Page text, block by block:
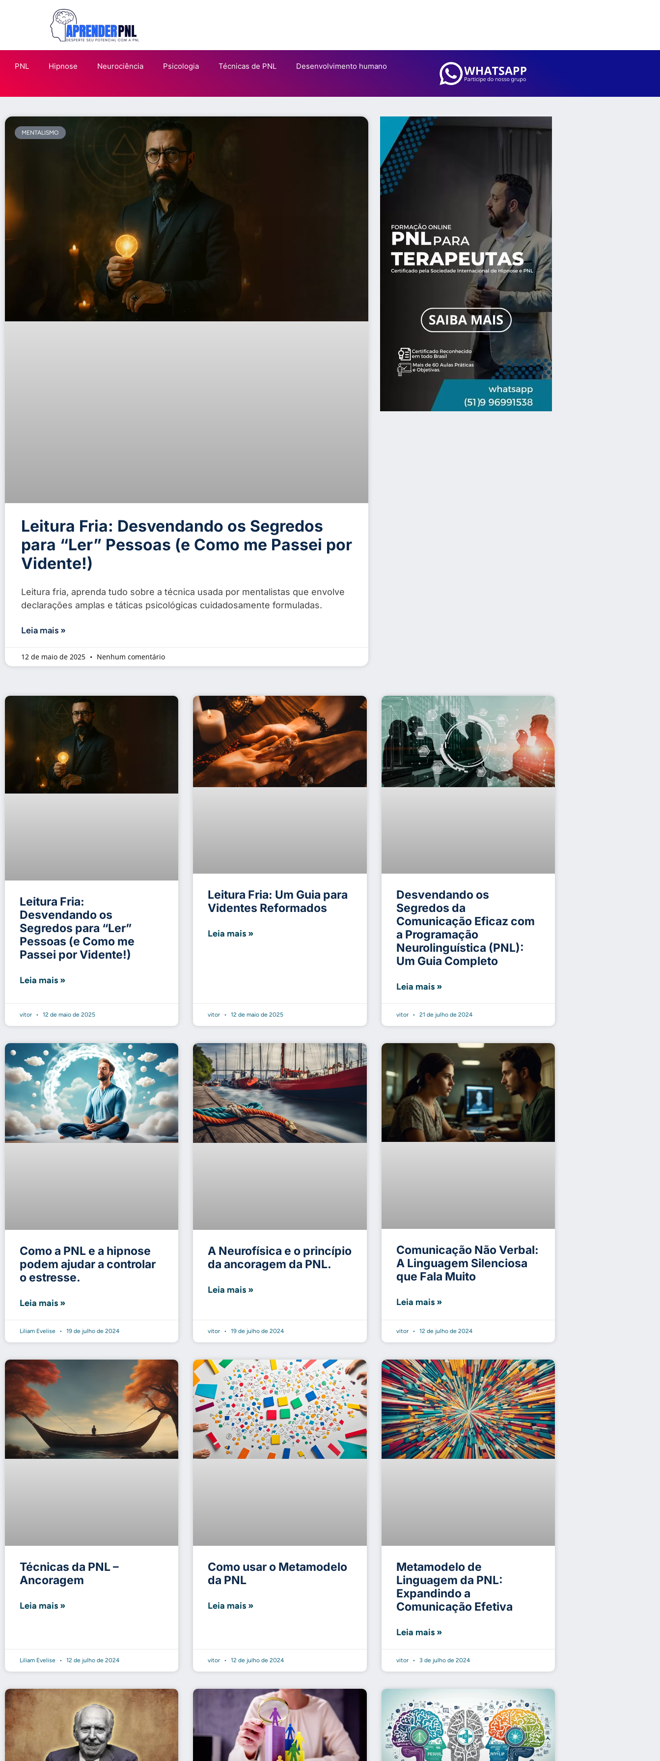
PNL Hipnose Neurociência Psicologia Técnicas de PNL Desenvolvimento humano
MENTALISMO
Leitura Fria: Desvendando os Segredos
para “Ler” Pessoas (e Como me Passei por
Vidente!)
Leitura fria, aprenda tudo sobre a técnica usada por mentalistas que envolve
declarações amplas e táticas psicológicas cuidadosamente formuladas.
Leia mais »
12 de maio de 2025 Nenhum comentário
Leitura Fria:
Desvendando os
Segredos para “Ler”
Pessoas (e Como me
Passei por Vidente!)
Leia mais »
vitor 12 de maio de 2025
Leitura Fria: Um Guia para
Videntes Reformados
Leia mais »
vitor 12 de maio de 2025
Desvendando os
Segredos da
Comunicação Eficaz com
a Programação
Neurolinguística (PNL):
Um Guia Completo
Leia mais »
vitor 21 de julho de 2024
Como a PNL e a hipnose
podem ajudar a controlar
o estresse.
Leia mais »
Liliam Evelise 19 de julho de 2024
A Neurofísica e o princípio
da ancoragem da PNL.
Leia mais »
vitor 19 de julho de 2024
Comunicação Não Verbal:
A Linguagem Silenciosa
que Fala Muito
Leia mais »
vitor 12 de julho de 2024
Técnicas da PNL –
Ancoragem
Leia mais »
Liliam Evelise 12 de julho de 2024
Como usar o Metamodelo
da PNL
Leia mais »
vitor 12 de julho de 2024
Metamodelo de
Linguagem da PNL:
Expandindo a
Comunicação Efetiva
Leia mais »
vitor 3 de julho de 2024